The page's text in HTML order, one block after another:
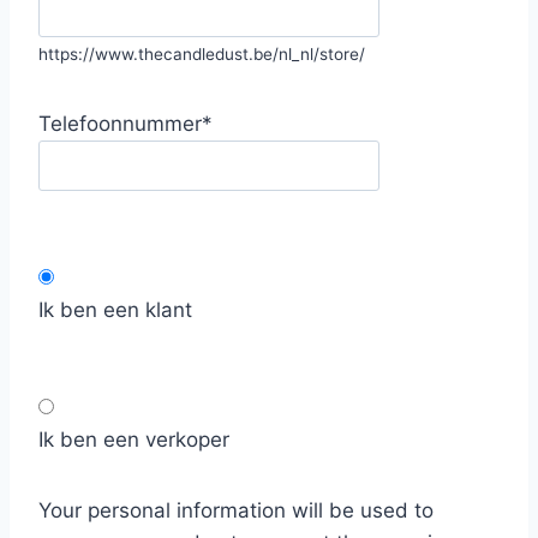
https://www.thecandledust.be/nl_nl/store/
Telefoonnummer*
Ik ben een klant
Ik ben een verkoper
Your personal information will be used to